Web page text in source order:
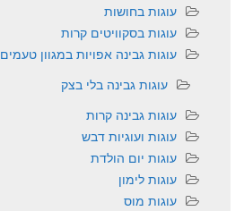
עוגות בחושות
עוגות בסקוויטים קרות
עוגות גבינה אפויות במגוון טעמים
עוגות גבינה בלי בצק
עוגות גבינה קרות
עוגות ועוגיות דבש
עוגות יום הולדת
עוגות לימון
עוגות מוס